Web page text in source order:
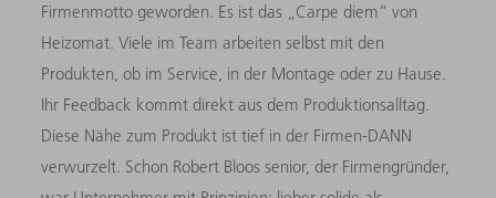
Firmenmotto geworden. Es ist das „Carpe diem“ von
Heizomat. Viele im Team arbeiten selbst mit den
Produkten, ob im Service, in der Montage oder zu Hause.
Ihr Feedback kommt direkt aus dem Produktionsalltag.
Diese Nähe zum Produkt ist tief in der Firmen-DANN
verwurzelt. Schon Robert Bloos senior, der Firmengründer,